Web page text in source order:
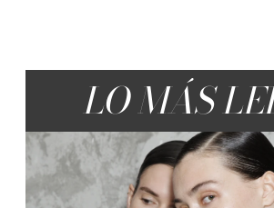
LO MÁS